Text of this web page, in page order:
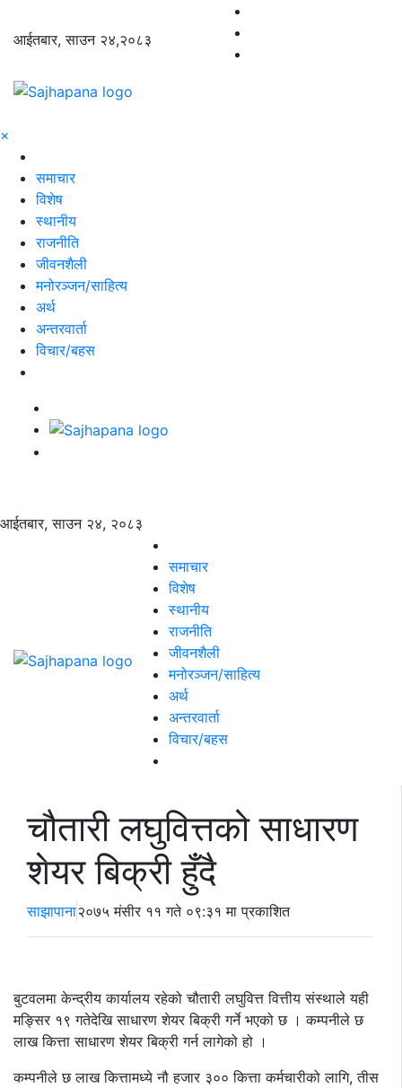
आईतबार, साउन २४,२०८३
×
समाचार
विशेष
स्थानीय
राजनीति
जीवनशैली
मनोरञ्जन/साहित्य
अर्थ
अन्तरवार्ता
विचार/बहस
आईतबार, साउन २४, २०८३
समाचार
विशेष
स्थानीय
राजनीति
जीवनशैली
मनोरञ्जन/साहित्य
अर्थ
अन्तरवार्ता
विचार/बहस
चौतारी लघुवित्तको साधारण
शेयर बिक्री हुँदै
साझापाना२०७५ मंसीर ११ गते ०९:३१ मा प्रकाशित
बुटवलमा केन्द्रीय कार्यालय रहेको चौतारी लघुवित्त वित्तीय संस्थाले यही
मङ्सिर १९ गतेदेखि साधारण शेयर बिक्री गर्ने भएको छ । कम्पनीले छ
लाख कित्ता साधारण शेयर बिक्री गर्न लागेको हो ।
कम्पनीले छ लाख कित्तामध्ये नौ हजार ३०० कित्ता कर्मचारीको लागि, तीस